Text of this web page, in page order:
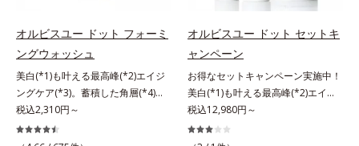
180回（3ヵ月程度）各商品の詳し
い情報は商品ページをご覧くださ
い。・BEAUTY夏祭りは、こちら
シリーズは美容成分(*7)として
「G.D.F.アクティベーター(*8)」を
配合。そして、従来から配合してい
る美白(*1)有効成分「トラネキサム
酸」を配合しました。さらに、シリ
ーズ共通の美容成分「GLルートブ
ースター(*9)」を配合することで、
そこでオルビスユー ドットシリー
ズは美容成分(*8)として「G.D.F.ア
クティベーター(*9)」を配合。そし
て、従来から配合している美白(*1)
有効成分「トラネキサム酸」を配合
しました。さらに、シリーズ共通の
美容成分「GLルートブースター
(*10)」を配合することで、肌のふ
オルビスユー ドット フォーミ
ングウォッシュ
美白(*1)も叶える最高峰(*2)エイジ
ングケア(*3)。蓄積した角層(*4)を
絡めとりくすみ(*5)を晴らす高密着
マイルドピーリング(*6)洗顔料。ハ
リも透明感(*7)も結果主義。年齢サ
税込2,310円～
オルビスユー ドット セットキ
ャンペーン
お得なセットキャンペーン実施中！
美白(*1)も叶える最高峰(*2)エイジ
ングケア(*3)。ハリも透明感(*4)も
結果主義。年齢サイン(*5)の因子に
着目した肌科学エイジングケア(*3)
税込12,980円～